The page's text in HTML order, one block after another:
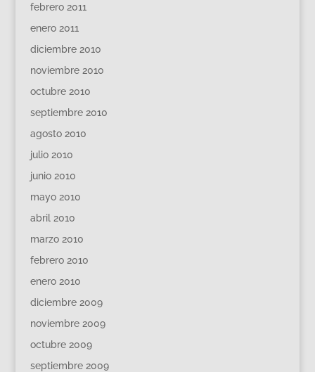
febrero 2011
enero 2011
diciembre 2010
noviembre 2010
octubre 2010
septiembre 2010
agosto 2010
julio 2010
junio 2010
mayo 2010
abril 2010
marzo 2010
febrero 2010
enero 2010
diciembre 2009
noviembre 2009
octubre 2009
septiembre 2009